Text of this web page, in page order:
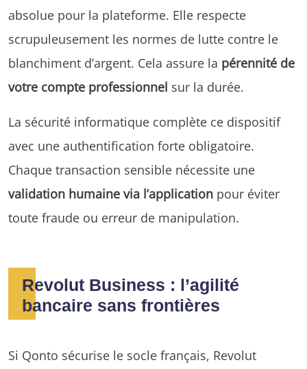
absolue pour la plateforme. Elle respecte
scrupuleusement les normes de lutte contre le
blanchiment d’argent. Cela assure la pérennité de
votre compte professionnel sur la durée.
La sécurité informatique complète ce dispositif
avec une authentification forte obligatoire.
Chaque transaction sensible nécessite une
validation humaine via l’application pour éviter
toute fraude ou erreur de manipulation.
Revolut Business : l’agilité
bancaire sans frontières
Si Qonto sécurise le socle français, Revolut